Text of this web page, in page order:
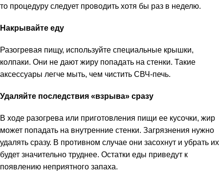
то процедуру следует проводить хотя бы раз в неделю.
Накрывайте еду
Разогревая пищу, используйте специальные крышки,
колпаки. Они не дают жиру попадать на стенки. Такие
аксессуары легче мыть, чем чистить СВЧ-печь.
Удаляйте последствия «взрыва» сразу
В ходе разогрева или приготовления пищи ее кусочки, жир
может попадать на внутренние стенки. Загрязнения нужно
удалять сразу. В противном случае они засохнут и убрать их
будет значительно труднее. Остатки еды приведут к
появлению неприятного запаха.